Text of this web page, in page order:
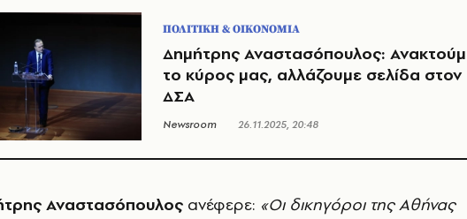
ΠΟΛΙΤΙΚΗ & ΟΙΚΟΝΟΜΙΑ
Δημήτρης Αναστασόπουλος:
το κύρος μας, αλλάζουμε σελίδα στον
ΔΣΑ
Newsroom 26.11.2025, 20:48
Αναστασόπουλος ανέφερε: «Οι δικηγόροι της Αθήνας